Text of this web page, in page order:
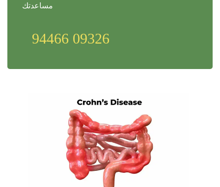
مساعدتك
94466 09326